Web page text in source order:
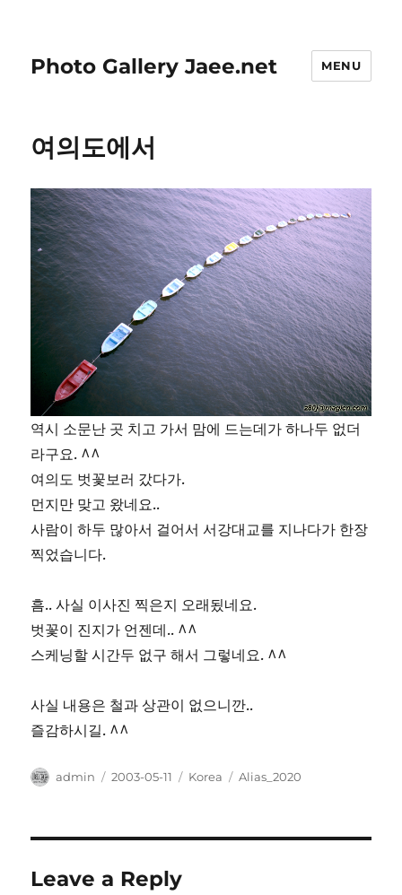
Photo Gallery Jaee.net MENU
여의도에서
역시 소문난 곳 치고 가서 맘에 드는데가 하나두 없더
라구요. ^^
여의도 벗꽃보러 갔다가.
먼지만 맞고 왔네요..
사람이 하두 많아서 걸어서 서강대교를 지나다가 한장
찍었습니다.
흠.. 사실 이사진 찍은지 오래됬네요.
벗꽃이 진지가 언젠데.. ^^
스케닝할 시간두 없구 해서 그렇네요. ^^
사실 내용은 철과 상관이 없으니깐..
즐감하시길. ^^
Author
admin
Posted
2003-05-11 Categories
Korea Tags
Alias_2020
Leave a Reply